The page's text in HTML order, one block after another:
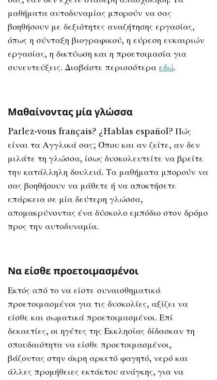
μαθήματα αυτοδυναμίας μπορούν να σας
βοηθήσουν με δεξιότητες αναζήτησης εργασίας,
όπως η σύνταξη βιογραφικού, η εύρεση ευκαιριών
εργασίας, η δικτύωση και η προετοιμασία για
συνεντεύξεις. Διαβάστε περισσότερα εδώ.
Μαθαίνοντας μία γλώσσα
Parlez-vous français? ¿Hablas español? Πώς
είναι τα Αγγλικά σας; Όπου και αν ζείτε, αν δεν
μιλάτε τη γλώσσα, ίσως δυσκολευτείτε να βρείτε
την κατάλληλη δουλειά. Τα μαθήματα μπορούν να
σας βοηθήσουν να μάθετε ή να αποκτήσετε
επάρκεια σε μία δεύτερη γλώσσα,
απομακρύνοντας ένα δύσκολο εμπόδιο στον δρόμο
προς την αυτοδυναμία.
Να είσθε προετοιμασμένοι
Εκτός από το να είστε συναισθηματικά
προετοιμασμένοι για τις δυσκολίες, αξίζει να
είσθε και σωματικά προετοιμασμένοι. Επί
δεκαετίες, οι ηγέτες της Εκκλησίας δίδασκαν τη
σπουδαιότητα να είσθε προετοιμασμένοι,
βάζοντας στην άκρη αρκετό φαγητό, νερό και
άλλες προμήθειες εκτάκτου ανάγκης, για να